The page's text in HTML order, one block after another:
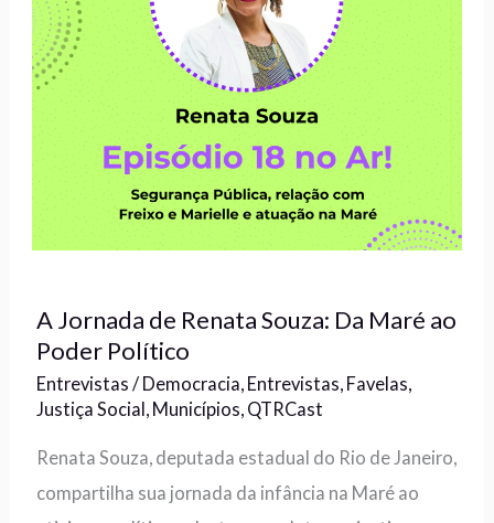
A Jornada de Renata Souza: Da Maré ao
Poder Político
Entrevistas / Democracia, Entrevistas, Favelas,
Justiça Social, Municípios, QTRCast
Renata Souza, deputada estadual do Rio de Janeiro,
compartilha sua jornada da infância na Maré ao